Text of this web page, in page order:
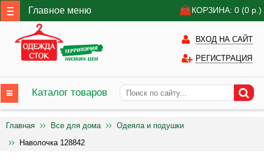
Главное меню КОРЗИНА: 0 (0 р.)
ВХОД НА САЙТ
РЕГИСТРАЦИЯ
Каталог товаров
Главная Все для дома
Одеяла и подушки
Наволочка 128842